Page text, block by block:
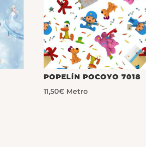
POPELÍN POCOYO 7018
11,50€ Metro